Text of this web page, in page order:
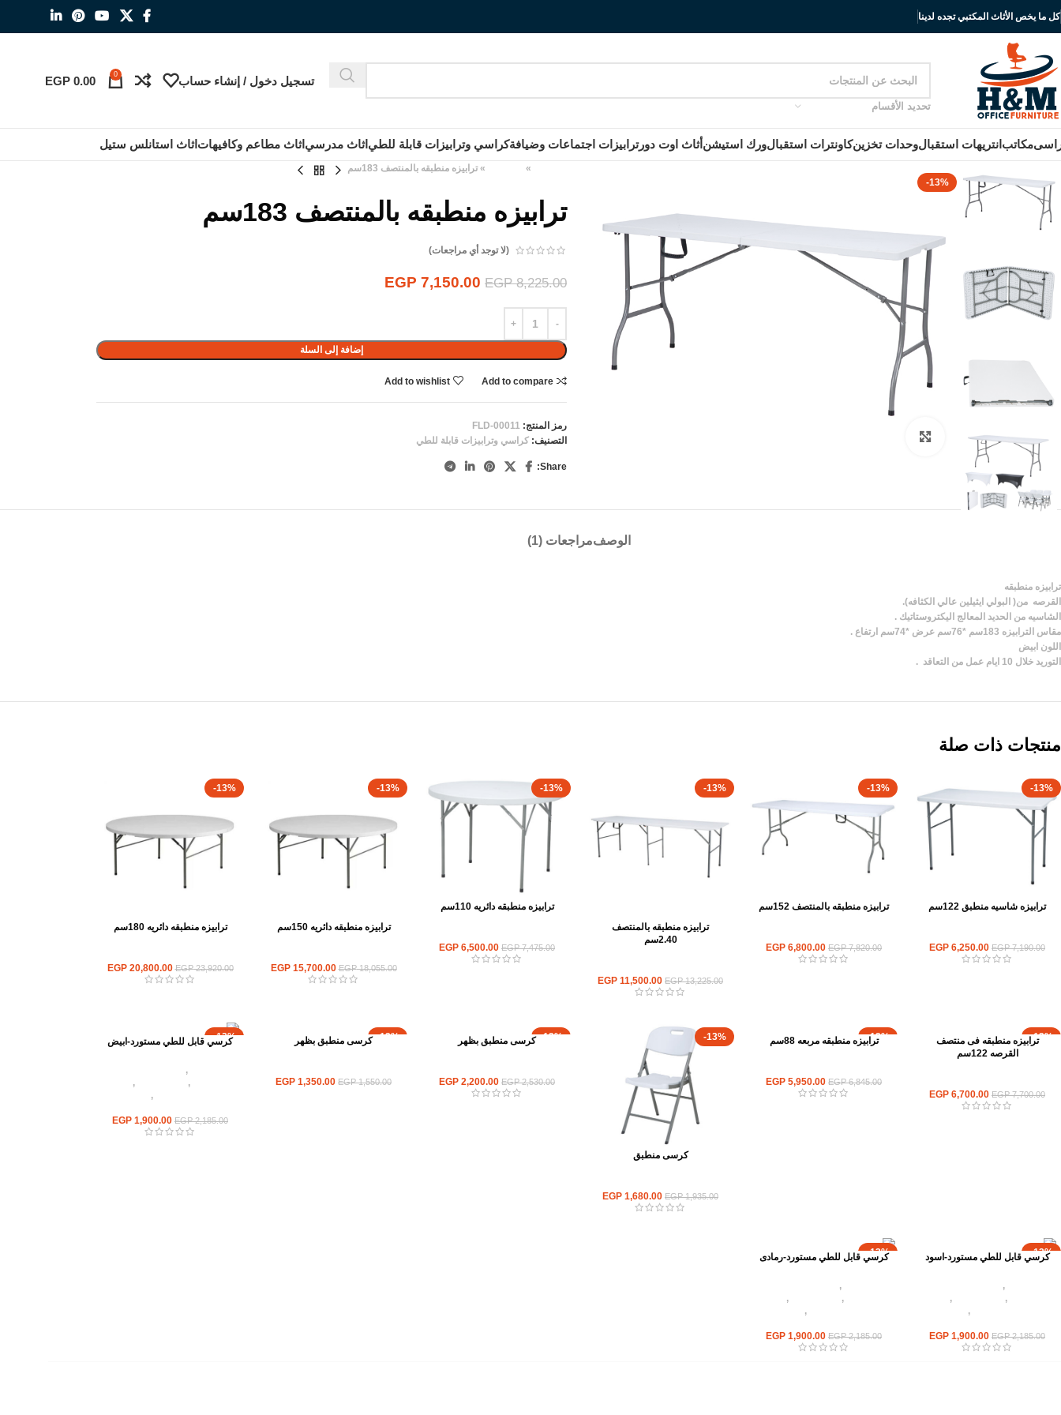
كل ما يخص الأثاث المكتبي تجده لدينا
تحديد الأقسام
تسجيل دخول / إنشاء حساب 0
EGP 0.00
مكاتب انتريهات استقبالوحدات تخزينكاونترات استقبالورك استيشنأثاث اوت دورترابيزات اجتماعات وضيافةكراسي وترابيزات قابلة للطي اثاث مدرسي اثاث مطاعم وكافيهات اثاث استانلس ستيل
-13%
»
»ترابيزه منطبقه بالمنتصف 183سم
ترابيزه منطبقه بالمنتصف 183سم
(لا توجد أي مراجعات)
EGP8,225.00
EGP 7,150.00
إضافة إلى السلة
Add to compare
Add to wishlist
رمز المنتج: FLD-00011
التصنيف: كراسي وترابيزات قابلة للطي
Share:
الوصفمراجعات (1)
ترابيزه منطبقه
القرصه من( البولي ايثيلين عالي الكثافه).
الشاسيه من الحديد المعالج اليكتروستاتيك .
مقاس الترابيزه 183سم *76سم عرض *74سم ارتفاع .
اللون ابيض
التوريد خلال 10 ايام عمل من التعاقد .
منتجات ذات صلة
-13%
ترابيزه شاسيه منطبق 122سم
EGP7,190.00
EGP 6,250.00
-13%
ترابيزه منطبقه بالمنتصف 152سم
EGP7,820.00
EGP 6,800.00
-13%
ترابيزه منطبقه بالمنتصف
2.40سم
EGP13,225.00
EGP 11,500.00
-13%
ترابيزه منطبقه دائريه 110سم
EGP7,475.00
EGP 6,500.00
-13%
ترابيزه منطبقه دائريه 150سم
EGP18,055.00
EGP15,700.00
-13%
ترابيزه منطبقه دائريه 180سم
EGP23,920.00
EGP20,800.00
-13%ترابيزه منطبقه فى منتصف
القرصه 122سم
EGP7,700.00
EGP 6,700.00
-13%ترابيزه منطبقه مربعه 88سم
EGP6,845.00
EGP 5,950.00
-13%
كرسى منطبق
EGP1,935.00
EGP 1,680.00
-13% كرسى منطبق بظهر
EGP2,530.00
EGP 2,200.00
-13% كرسى منطبق بظهر
EGP1,550.00
EGP 1,350.00
-13%
كرسي قابل للطي مستورد-ابيض
كراسى,
وكافيهات, أثاث اوت دور,
,
EGP2,185.00
EGP 1,900.00
-13%
كرسي قابل للطي مستورد-اسود
كراسى,
وكافيهات, أثاث اوت دور,
,
EGP2,185.00
EGP 1,900.00
-13%
كرسي قابل للطي مستورد-رمادى
كراسى,
وكافيهات, أثاث اوت دور,
,
EGP2,185.00
EGP 1,900.00